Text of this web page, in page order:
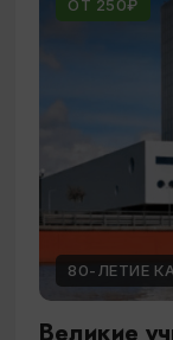
ОТ 250₽
80-ЛЕТИЕ